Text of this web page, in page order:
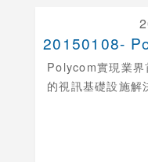
Polycom實現業
的視訊基礎設施解